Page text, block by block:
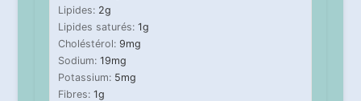
Lipides: 2g
Lipides saturés: 1g
Choléstérol: 9mg
Sodium: 19mg
Potassium: 5mg
Fibres: 1g